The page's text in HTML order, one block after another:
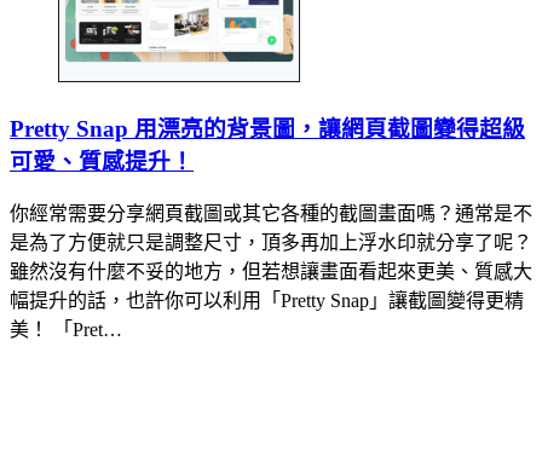
Pretty Snap 用漂亮的背景圖，讓網頁截圖變得超級
可愛、質感提升！
你經常需要分享網頁截圖或其它各種的截圖畫面嗎？通常是不
是為了方便就只是調整尺寸，頂多再加上浮水印就分享了呢？
雖然沒有什麼不妥的地方，但若想讓畫面看起來更美、質感大
幅提升的話，也許你可以利用「Pretty Snap」讓截圖變得更精
美！ 「Pret…